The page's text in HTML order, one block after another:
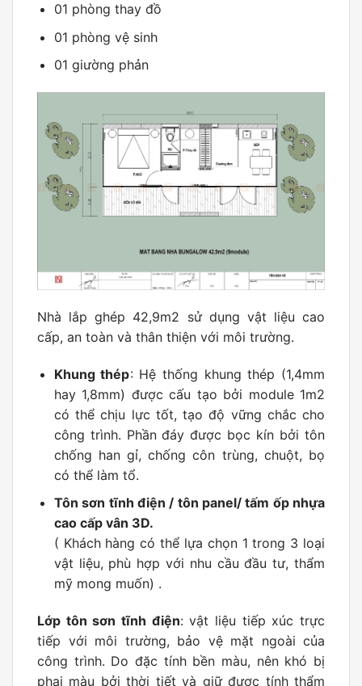
01 phòng thay đồ
01 phòng vệ sinh
01 giường phản
Nhà lắp ghép 42,9m2 sử dụng vật liệu cao
cấp, an toàn và thân thiện với môi trường.
Khung thép: Hệ thống khung thép (1,4mm
hay 1,8mm) được cấu tạo bởi module 1m2
có thể chịu lực tốt, tạo độ vững chắc cho
công trình. Phần đáy được bọc kín bởi tôn
chống han gỉ, chống côn trùng, chuột, bọ
có thể làm tổ.
Tôn sơn tĩnh điện / tôn panel/ tấm ốp nhựa
cao cấp vân 3D.
( Khách hàng có thể lựa chọn 1 trong 3 loại
vật liệu, phù hợp với nhu cầu đầu tư, thẩm
mỹ mong muốn) .
Lớp tôn sơn tĩnh điện: vật liệu tiếp xúc trực
tiếp với môi trường, bảo vệ mặt ngoài của
công trình. Do đặc tính bền màu, nên khó bị
phai màu bởi thời tiết và giữ được tính thẩm